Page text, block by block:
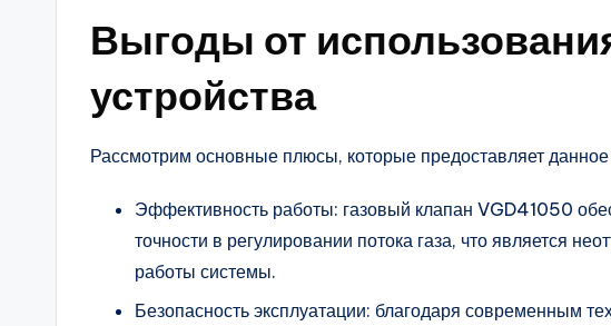
Выгоды от
устройства
Рассмотрим основные плюсы, которые предоставляет
Эффективность работы: газовый клапан VGD41050
точности в регулировании потока газа, что является
работы системы.
Безопасность эксплуатации: благодаря современным